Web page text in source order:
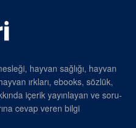
hayvan sağlığı, hayvan
ırkları, ebooks, sözlük,
içerik yayınlayan ve soru-
cevap veren bilgi